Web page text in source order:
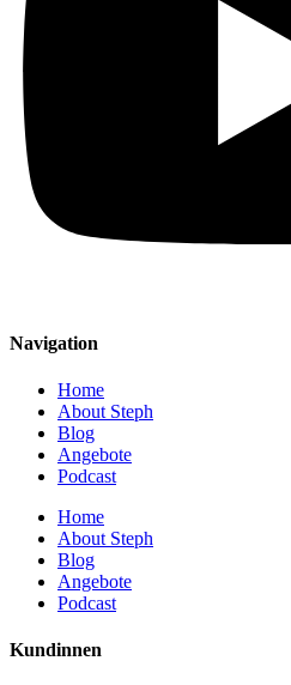
Navigation
Home
About Steph
Blog
Angebote
Podcast
Home
About Steph
Blog
Angebote
Podcast
Kundinnen